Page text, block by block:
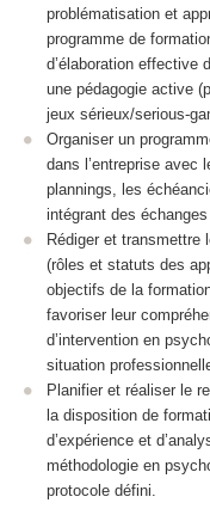
problématisation et
programme de
d’élaboration effective
une pédagogie active
jeux sérieux/serious-
Organiser un
dans l’entreprise avec
plannings, les
intégrant des
Rédiger et transmettre
(rôles et statuts des
objectifs de la
favoriser leur
d’intervention en
situation
Planifier et réaliser le
la disposition de
d’expérience et
méthodologie en
protocole défini.